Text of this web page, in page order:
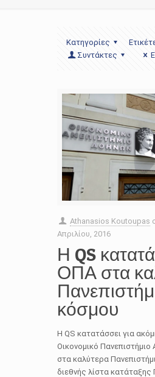
Κατηγορίες
Συντάκτες
Athanasios Koutoupas
Απριλίου, 2016
Η QS
ΟΠΑ στα
κόσμου
Η QS κατατάσσει για
Οικονομικό
στα καλύτερα
διεθνής λίστα κατάταξης